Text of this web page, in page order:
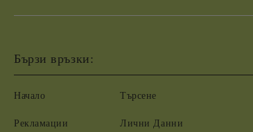
Бързи връзки:
Начало
Рекламации
Търсене
Лични Данни